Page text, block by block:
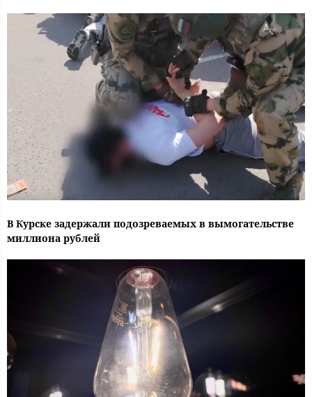
В Курске задержали подозреваемых в вымогательстве
миллиона рублей